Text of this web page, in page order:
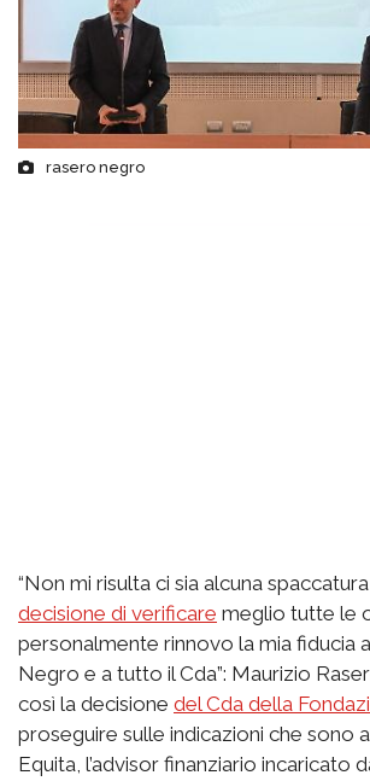
rasero negro
“Non mi risulta ci sia alcuna
decisione di verificare meglio tutte le
personalmente rinnovo la mia fiducia
Negro e a tutto il Cda”: Maurizio
così la decisione del Cda della
proseguire sulle indicazioni che sono
Equita, l’advisor finanziario incaricato